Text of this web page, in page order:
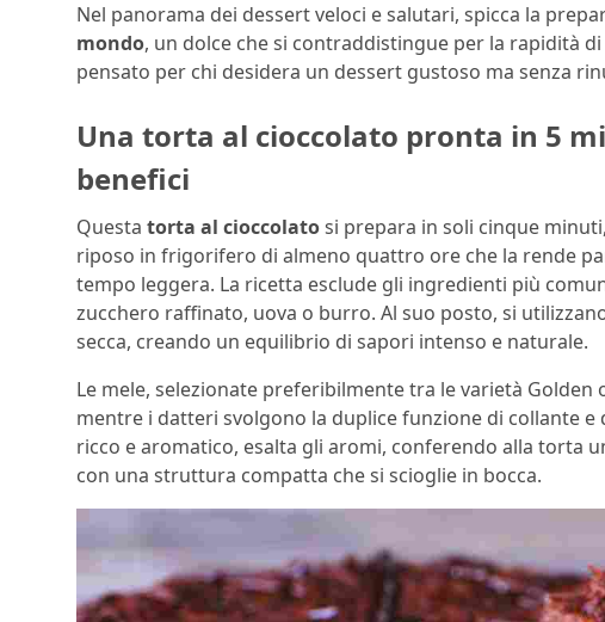
Nel panorama dei dessert veloci e salutari, spicca la
mondo, un dolce che si contraddistingue per la rapidità
pensato per chi desidera un dessert gustoso ma senza
Una torta al cioccolato pronta in 5
benefici
Questa torta al cioccolatosi prepara in soli cinque
riposo in frigorifero di almeno quattro ore che la rende
tempo leggera. La ricetta esclude gli ingredienti più
zucchero raffinato, uova o burro. Al suo posto, si
secca, creando un equilibrio di sapori intenso e naturale.
Le mele, selezionate preferibilmente tra le varietà
mentre i datteri svolgono la duplice funzione di collante
ricco e aromatico, esalta gli aromi, conferendo alla torta
con una struttura compatta che si scioglie in bocca.